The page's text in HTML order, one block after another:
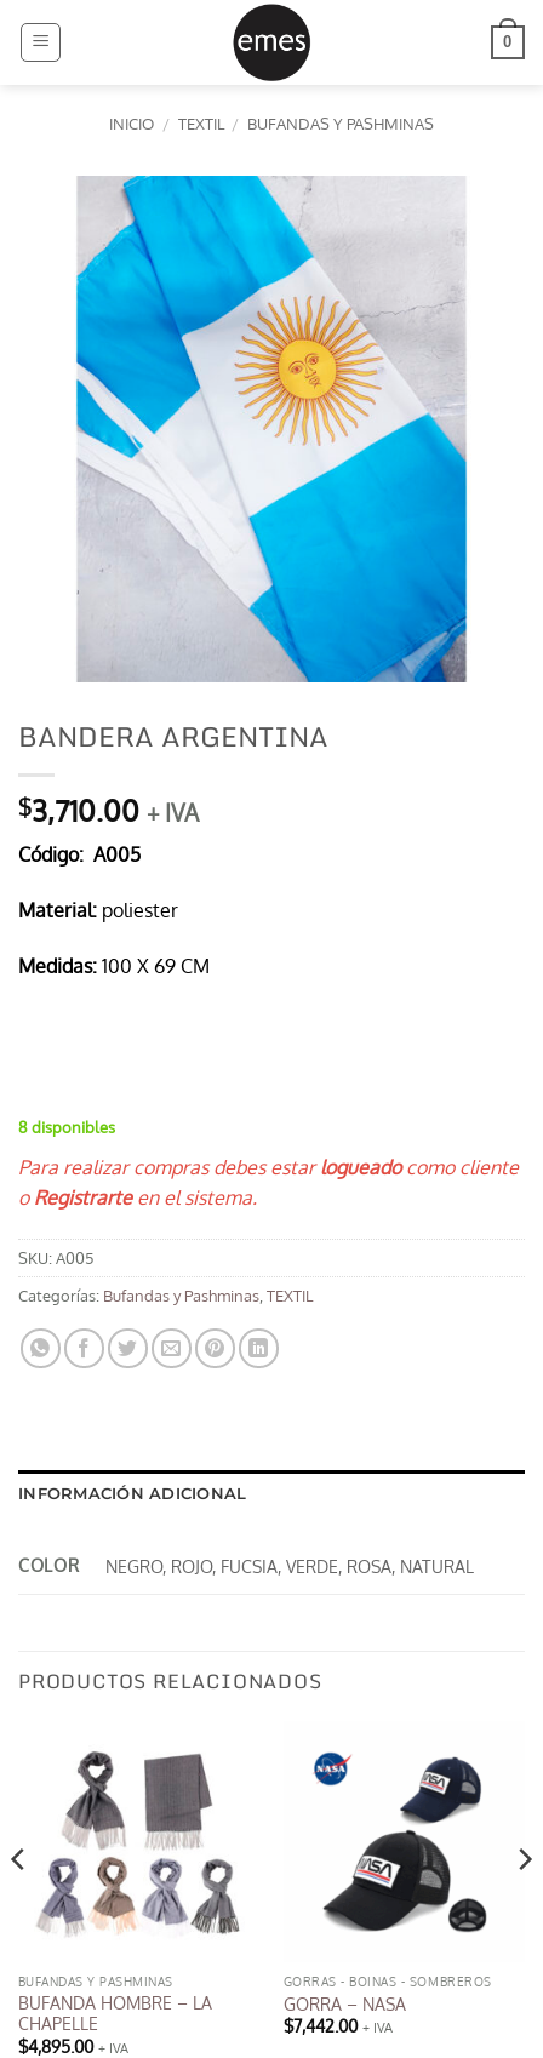
0
INICIO / TEXTIL / BUFANDAS Y PASHMINAS
BANDERA ARGENTINA
$3,710.00 + IVA
Código: A005
Material: poliester
Medidas: 100 X 69 CM
8 disponibles
Para realizar compras debes estarlogueadocomo cliente
oRegistrarteen el sistema.
SKU:A005
Categorías: Bufandas y Pashminas TEXTIL
INFORMACIÓN ADICIONAL
COLOR NEGRO, ROJO, FUCSIA, VERDE, ROSA, NATURAL
PRODUCTOS RELACIONADOS
BUFANDAS Y PASHMINAS
BUFANDA HOMBRE – LA
CHAPELLE
$4,895.00 + IVA
GORRAS - BOINAS - SOMBREROS
GORRA – NASA
$7,442.00 + IVA